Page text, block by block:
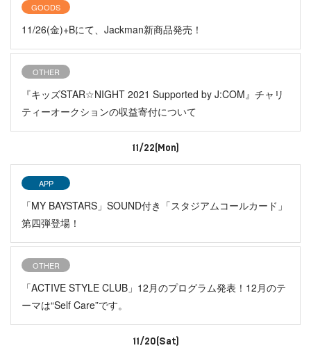
GOODS
11/26(金)+Bにて、Jackman新商品発売！
OTHER
『キッズSTAR☆NIGHT 2021 Supported by J:COM』チャリ
ティーオークションの収益寄付について
11/22(Mon)
APP
「MY BAYSTARS」SOUND付き「スタジアムコールカード」
第四弾登場！
OTHER
「ACTIVE STYLE CLUB」12月のプログラム発表！12月のテ
ーマは“Self Care”です。
11/20(Sat)